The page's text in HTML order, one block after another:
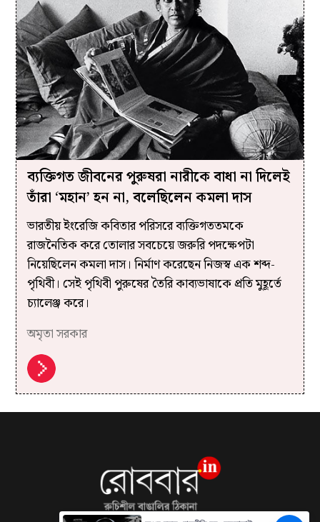
ব্যক্তিগত জীবনের পুরুষরা নারীকে বাধা না দিলেই
তাঁরা ‘মহান’ হন না, বলেছিলেন কমলা দাস
ভারতীয় ইংরেজি কবিতার পরিসরে ব্যক্তিগততমকে
রাজনৈতিক করে তোলার সবচেয়ে জরুরি পদক্ষেপটা
নিয়েছিলেন কমলা দাস। নির্মাণ করেছেন নিজস্ব এক শব্দ-
পৃথিবী। সেই পৃথিবী পুরুষের তৈরি কাব্যভাষাকে প্রতি মুহূর্তে
চ্যালেঞ্জ করে।
অমৃতা সরকার